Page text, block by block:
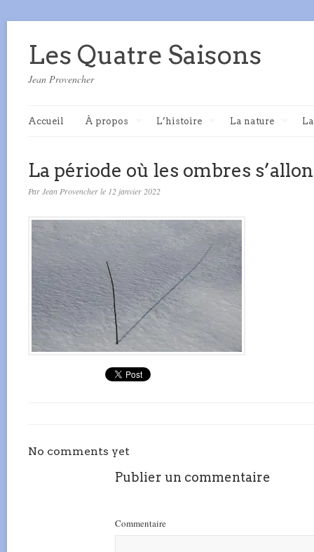
Les Quatre Saisons
Jean Provencher
Accueil À propos L’histoire La nature
La période où les ombres
Par Jean Provencher le 12 janvier 2022
No comments yet
Publier un commentaire
Commentaire